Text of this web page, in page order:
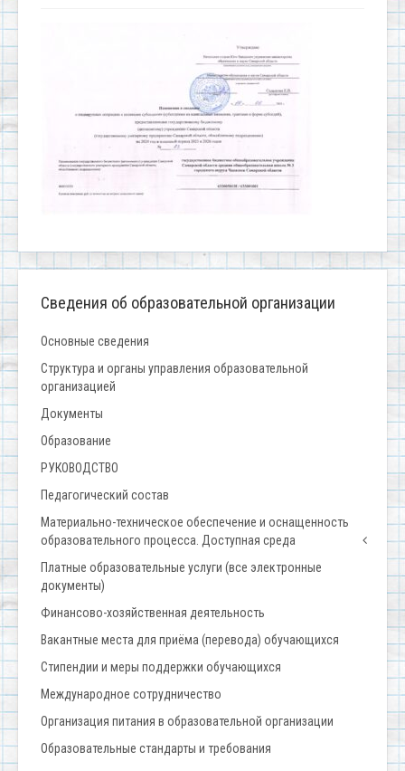
Сведения об образовательной организации
Основные сведения
Структура и органы управления образовательной
организацией
Документы
Образование
РУКОВОДСТВО
Педагогический состав
Материально-техническое обеспечение и оснащенность
образовательного процесса. Доступная среда
Платные образовательные услуги (все электронные
документы)
Финансово-хозяйственная деятельность
Вакантные места для приёма (перевода) обучающихся
Стипендии и меры поддержки обучающихся
Международное сотрудничество
Организация питания в образовательной организации
Образовательные стандарты и требования